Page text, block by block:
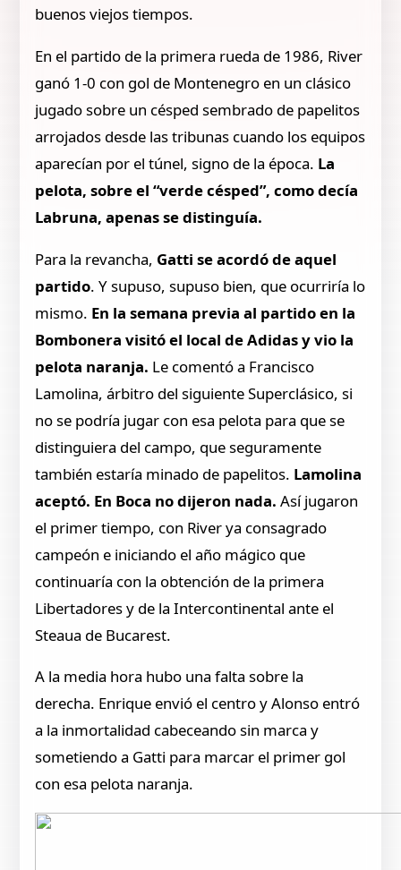
buenos viejos tiempos.
En el partido de la primera rueda de 1986, River
ganó 1-0 con gol de Montenegro en un clásico
jugado sobre un césped sembrado de papelitos
arrojados desde las tribunas cuando los equipos
aparecían por el túnel, signo de la época. La
pelota, sobre el “verde césped”, como decía
Labruna, apenas se distinguía.
Para la revancha, Gatti se acordó de aquel
partido. Y supuso, supuso bien, que ocurriría lo
mismo. En la semana previa al partido en la
Bombonera visitó el local de Adidas y vio la
pelota naranja. Le comentó a Francisco
Lamolina, árbitro del siguiente Superclásico, si
no se podría jugar con esa pelota para que se
distinguiera del campo, que seguramente
también estaría minado de papelitos. Lamolina
aceptó. En Boca no dijeron nada.Así jugaron
el primer tiempo, con River ya consagrado
campeón e iniciando el año mágico que
continuaría con la obtención de la primera
Libertadores y de la Intercontinental ante el
Steaua de Bucarest.
A la media hora hubo una falta sobre la
derecha. Enrique envió el centro y Alonso entró
a la inmortalidad cabeceando sin marca y
sometiendo a Gatti para marcar el primer gol
con esa pelota naranja.